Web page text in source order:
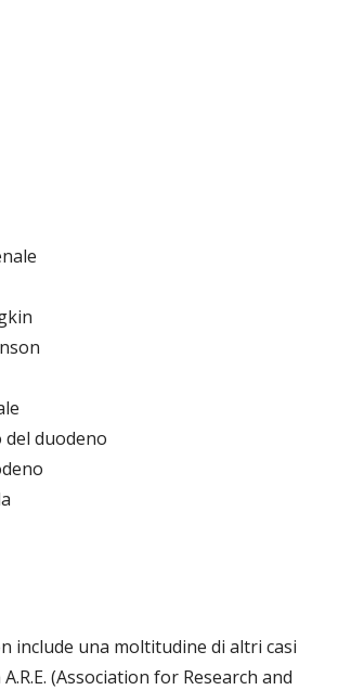
duodeno
include una moltitudine di altri casi
(Association for Research and